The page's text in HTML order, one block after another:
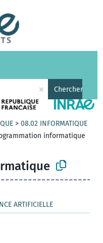
× Chercher
>08.02 INFORMATIQUE
informatique
ARTIFICIELLE